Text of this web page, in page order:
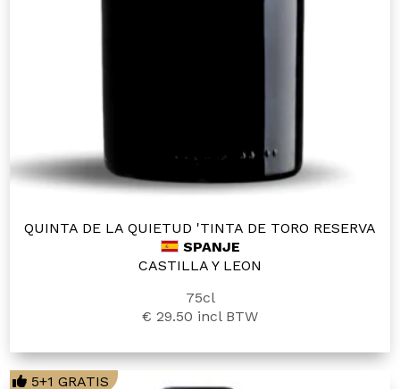
QUINTA DE LA QUIETUD 'TINTA DE TORO RESERVA
SPANJE
CASTILLA Y LEON
75cl
€ 29.50 incl BTW
5+1 GRATIS